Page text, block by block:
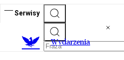
Serwisy
Wydarzenia